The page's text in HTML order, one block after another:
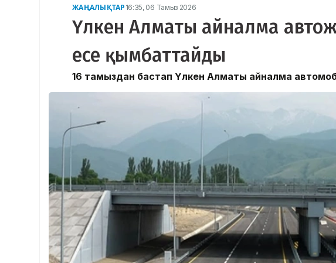
ЖАҢАЛЫҚТАР 16:35, 06 Тамыз 2026
Үлкен Алматы айналма
есе қымбаттайды
16 тамыздан бастап Үлкен Алматы айналма